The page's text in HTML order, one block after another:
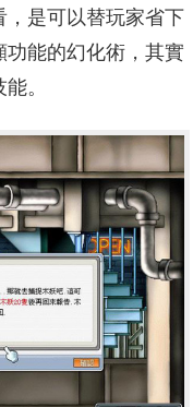
是可以替玩家省下
能的幻化術，其實
。